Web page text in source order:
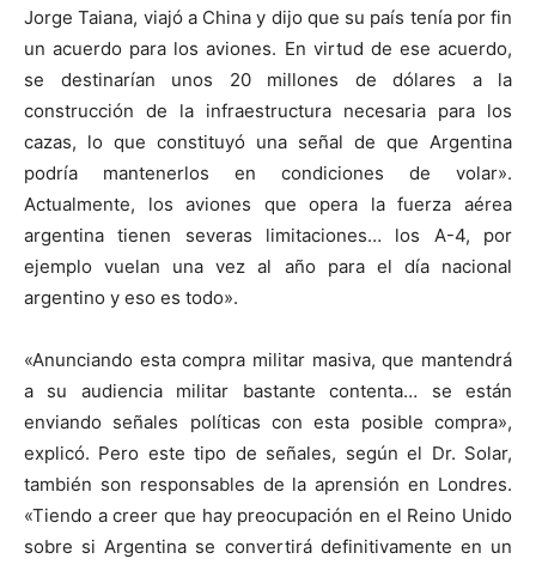
Jorge Taiana, viajó a China y dijo que su país tenía por fin
un acuerdo para los aviones. En virtud de ese acuerdo,
se destinarían unos 20 millones de dólares a la
construcción de la infraestructura necesaria para los
cazas, lo que constituyó una señal de que Argentina
podría mantenerlos en condiciones de volar».
Actualmente, los aviones que opera la fuerza aérea
argentina tienen severas limitaciones… los A-4, por
ejemplo vuelan una vez al año para el día nacional
argentino y eso es todo».
«Anunciando esta compra militar masiva, que mantendrá
a su audiencia militar bastante contenta… se están
enviando señales políticas con esta posible compra»,
explicó. Pero este tipo de señales, según el Dr. Solar,
también son responsables de la aprensión en Londres.
«Tiendo a creer que hay preocupación en el Reino Unido
sobre si Argentina se convertirá definitivamente en un